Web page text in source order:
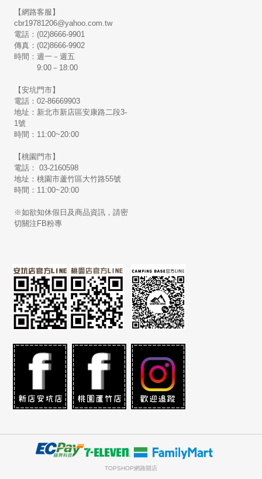
【網路客服】
cbr19781206@yahoo.com.tw
電話：(02)8666-9901
傳真：(02)8666-9902
時間：週一－週五
9:00－18:00
【安坑門市】
電話：02-86669903
地址：新北市新店區安康路二段3-
1號
時間：11:00~20:00
【桃園門市】
電話： 03-2160598
地址：桃園市蘆竹區大竹路55號
時間：11:00~20:00
※如欲知休假日及商品資訊，請密
切關注FB粉專
TOPSHOP網路開店